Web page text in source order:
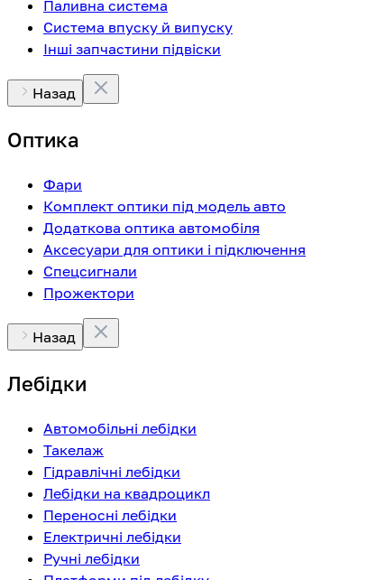
Паливна система
Система впуску й випуску
Інші запчастини підвіски
Назад
Оптика
Фари
Комплект оптики під модель авто
Додаткова оптика автомобіля
Аксесуари для оптики і підключення
Спецсигнали
Прожектори
Назад
Лебідки
Автомобільні лебідки
Такелаж
Гідравлічні лебідки
Лебідки на квадроцикл
Переносні лебідки
Електричні лебідки
Ручні лебідки